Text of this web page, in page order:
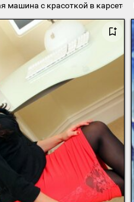
машина с красоткой в карсете